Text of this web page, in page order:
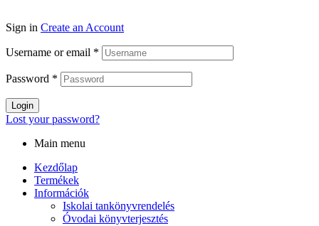
Sign in Create an Account
Username or email *
Password *
Login
Lost your password?
Main menu
Kezdőlap
Termékek
Információk
Iskolai tankönyvrendelés
Óvodai könyvterjesztés